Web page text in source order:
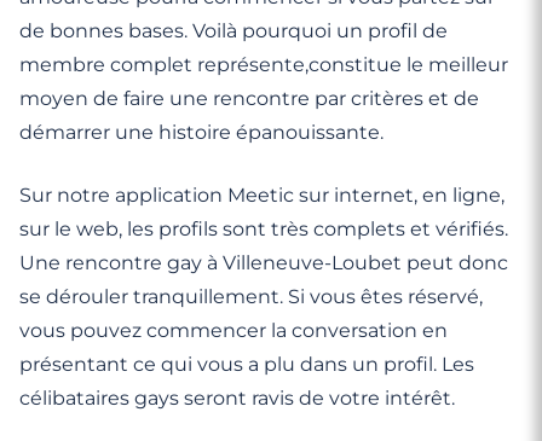
de bonnes bases. Voilà pourquoi un profil de
membre complet représente,constitue le meilleur
moyen de faire une rencontre par critères et de
démarrer une histoire épanouissante.
Sur notre application Meetic sur internet, en ligne,
sur le web, les profils sont très complets et vérifiés.
Une rencontre gay à Villeneuve-Loubet peut donc
se dérouler tranquillement. Si vous êtes réservé,
vous pouvez commencer la conversation en
présentant ce qui vous a plu dans un profil. Les
célibataires gays seront ravis de votre intérêt.